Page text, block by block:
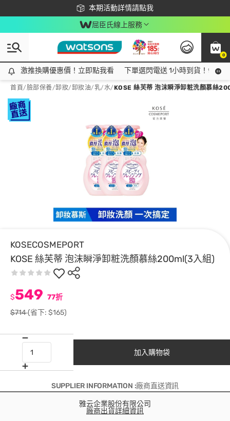
本期活動詳情請點我
下載app最高回饋$350
屈臣氏線上服務
0
激推換購優惠價！立即點我看
激推換購優惠價！立即點我看 下單選閃電送 1小時到貨！領神
首頁/臉部保養/卸妝/卸妝油/乳/水/KOSE 絲芙蒂 泡沫瞬淨卸粧洗顏慕絲
KOSECOSMEPORT
KOSE 絲芙蒂 泡沫瞬淨卸粧洗顏慕絲200ml(3入組)
$549 77折
$714(省下: $165)
加入購物袋
SUPPLIER INFORMATION :廠商直送資訊
雅云企業股份有限公司
廠商出貨詳細資訊